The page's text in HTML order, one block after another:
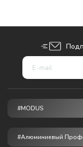
#MODUS
#Алюминиевый